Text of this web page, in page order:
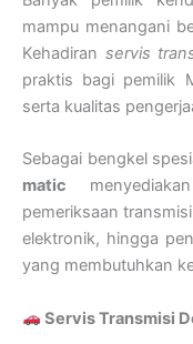
mampu menangani
Kehadiran servis
praktis bagi pemilik
serta kualitas
Sebagai bengkel
matic
pemeriksaan
elektronik, hingga
yang membutuhkan
Servis Transmisi